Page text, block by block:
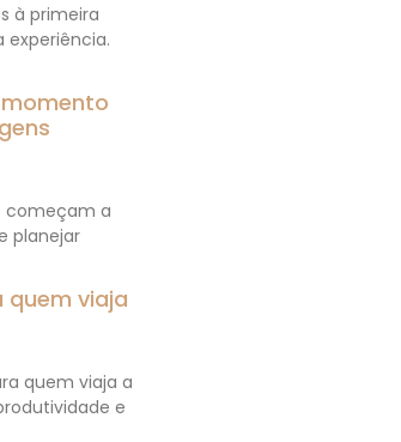
à primeira
começam a
planejar
viaja
quem viaja a
e